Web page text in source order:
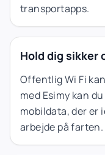
transportapps.
Hold dig sikker
Offentlig Wi Fi
med Esimy kan
mobildata, der er
arbejde på farten.